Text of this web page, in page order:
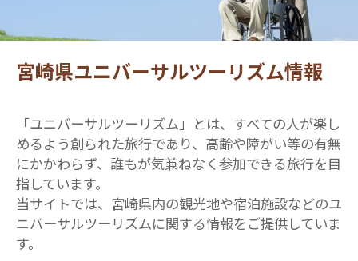
宮崎県ユニバーサルツーリズム情報
「ユニバーサルツーリズム」とは、すべての人が楽し
めるよう創られた旅行であり、高齢や障がい等の有無
にかかわらず、誰もが気兼ねなく参加できる旅行を目
指しています。
当サイトでは、宮崎県内の観光地や宿泊施設などのユ
ニバーサルツーリズムに関する情報をご提供していま
す。